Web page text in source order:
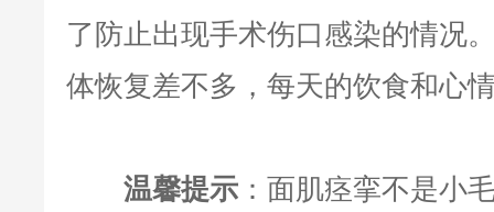
了防止出现手术伤口感染的情况
体恢复差不多，每天的饮食和心
温馨提示 ：面肌痉挛不是小